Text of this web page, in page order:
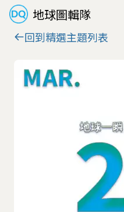
地球圖輯隊
回到精選主題列表